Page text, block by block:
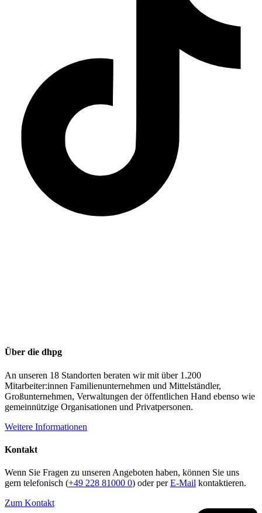
Über die dhpg
An unseren 18 Standorten beraten wir mit über 1.200
Mitarbeiter:innen Familienunternehmen und Mittelständler,
Großunternehmen, Verwaltungen der öffentlichen Hand ebenso wie
gemeinnützige Organisationen und Privatpersonen.
Weitere Informationen
Kontakt
Wenn Sie Fragen zu unseren Angeboten haben, können Sie uns
gern telefonisch (+49 228 81000 0) oder perE-Mail kontaktieren.
Zum Kontakt